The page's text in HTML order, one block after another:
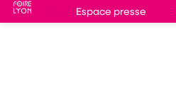
Espace presse